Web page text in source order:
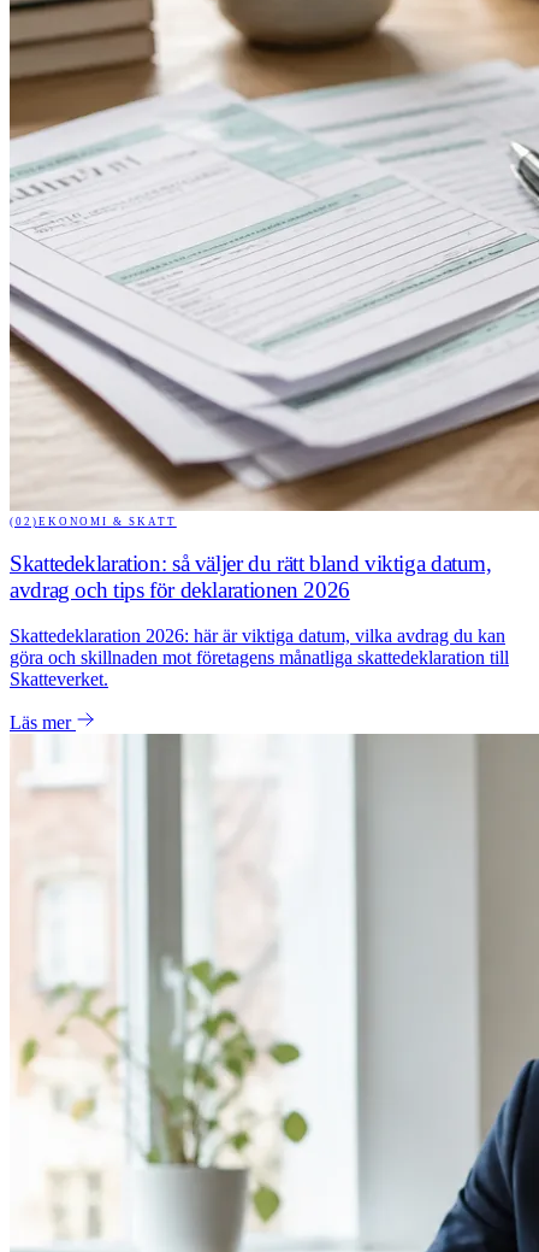
(02) EKONOMI & SKATT
Skattedeklaration: så väljer du rätt bland viktiga datum,
avdrag och tips för deklarationen 2026
Skattedeklaration 2026: här är viktiga datum, vilka avdrag du kan
göra och skillnaden mot företagens månatliga skattedeklaration till
Skatteverket.
Läs mer